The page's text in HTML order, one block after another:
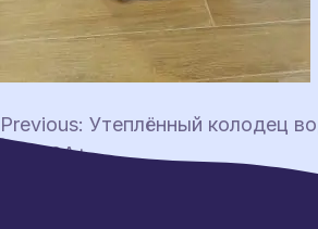
Навигация
Previous: Утеплённый колодец
AS400A+